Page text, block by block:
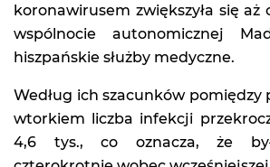
koronawirusem zwiększyła się
wspólnocie autonomicznej
hiszpańskie służby medyczne.
Według ich szacunków pomiędzy
wtorkiem liczba infekcji
4,6 tys., co oznacza, że